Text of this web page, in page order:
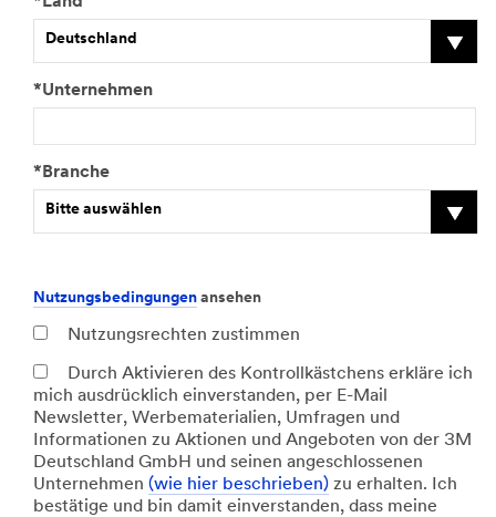
Deutschland
*Unternehmen
*Branche
Bitte auswählen
Nutzungsbedingungen ansehen
Nutzungsrechten zustimmen
Durch Aktivieren des Kontrollkästchens erkläre ich
mich ausdrücklich einverstanden, per E-Mail
Newsletter, Werbematerialien, Umfragen und
Informationen zu Aktionen und Angeboten von der 3M
Deutschland GmbH und seinen angeschlossenen
Unternehmen (wie hier beschrieben) zu erhalten. Ich
bestätige und bin damit einverstanden, dass meine